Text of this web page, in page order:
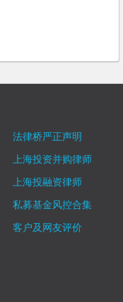
法律桥严正声明
上海投资并购律师
上海投融资律师
私募基金风控合集
客户及网友评价